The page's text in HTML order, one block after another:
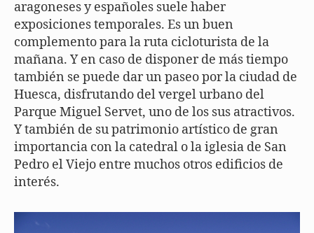
aragoneses y españoles suele haber
exposiciones temporales. Es un buen
complemento para la ruta cicloturista de la
mañana. Y en caso de disponer de más tiempo
también se puede dar un paseo por la ciudad de
Huesca, disfrutando del vergel urbano del
Parque Miguel Servet, uno de los sus atractivos.
Y también de su patrimonio artístico de gran
importancia con la catedral o la iglesia de San
Pedro el Viejo entre muchos otros edificios de
interés.